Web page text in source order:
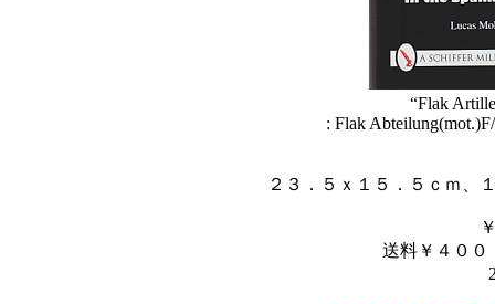
“Flak
: Flak
２３．５ｘ１５．５ｃｍ、
送料￥４００